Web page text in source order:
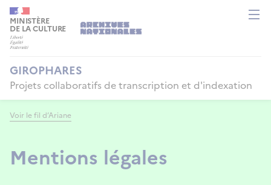
Aller
au
contenu
principal
MINISTÈRE
DE LA CULTURE
GIROPHARES
Projets collaboratifs de transcription et d'indexation
Voir le fil d’Ariane
Mentions légales
Panneau de gestion des cookies